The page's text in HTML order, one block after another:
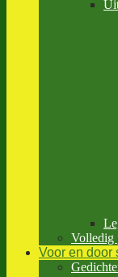
Volledig
Voor en door